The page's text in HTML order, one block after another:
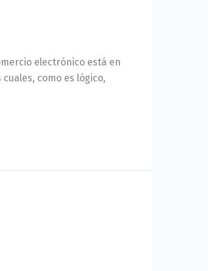
electrónico está en
como es lógico,